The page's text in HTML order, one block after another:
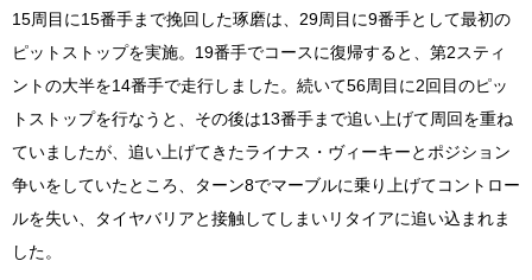
15周目に15番手まで挽回した琢磨は、29周目に9番手として最初の
ピットストップを実施。19番手でコースに復帰すると、第2スティ
ントの大半を14番手で走行しました。続いて56周目に2回目のピッ
トストップを行なうと、その後は13番手まで追い上げて周回を重ね
ていましたが、追い上げてきたライナス・ヴィーキーとポジション
争いをしていたところ、ターン8でマーブルに乗り上げてコントロー
ルを失い、タイヤバリアと接触してしまいリタイアに追い込まれま
した。